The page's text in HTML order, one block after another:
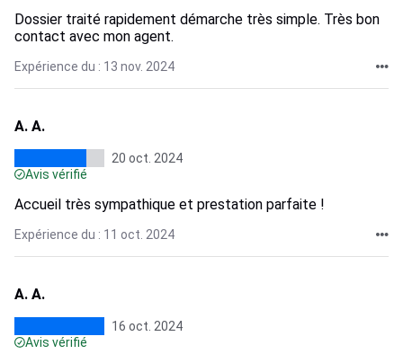
Dossier traité rapidement démarche très simple. Très bon
contact avec mon agent.
Expérience du : 13 nov. 2024
A. A.
20 oct. 2024
Avis vérifié
Accueil très sympathique et prestation parfaite !
Expérience du : 11 oct. 2024
A. A.
16 oct. 2024
Avis vérifié